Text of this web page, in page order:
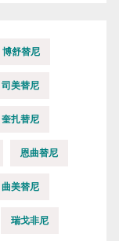
博舒替尼
司美替尼
奎扎替尼
恩曲替尼
曲美替尼
瑞戈非尼